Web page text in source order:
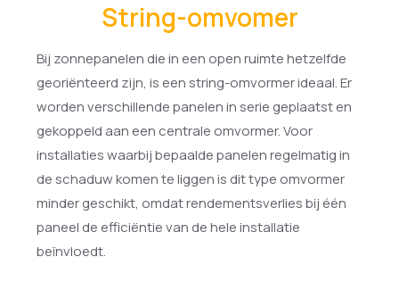
String-omvomer
Bij zonnepanelen die in een open ruimte hetzelfde
georiënteerd zijn, is een string-omvormer ideaal. Er
worden verschillende panelen in serie geplaatst en
gekoppeld aan een centrale omvormer. Voor
installaties waarbij bepaalde panelen regelmatig in
de schaduw komen te liggen is dit type omvormer
minder geschikt, omdat rendementsverlies bij één
paneel de efficiëntie van de hele installatie
beïnvloedt.